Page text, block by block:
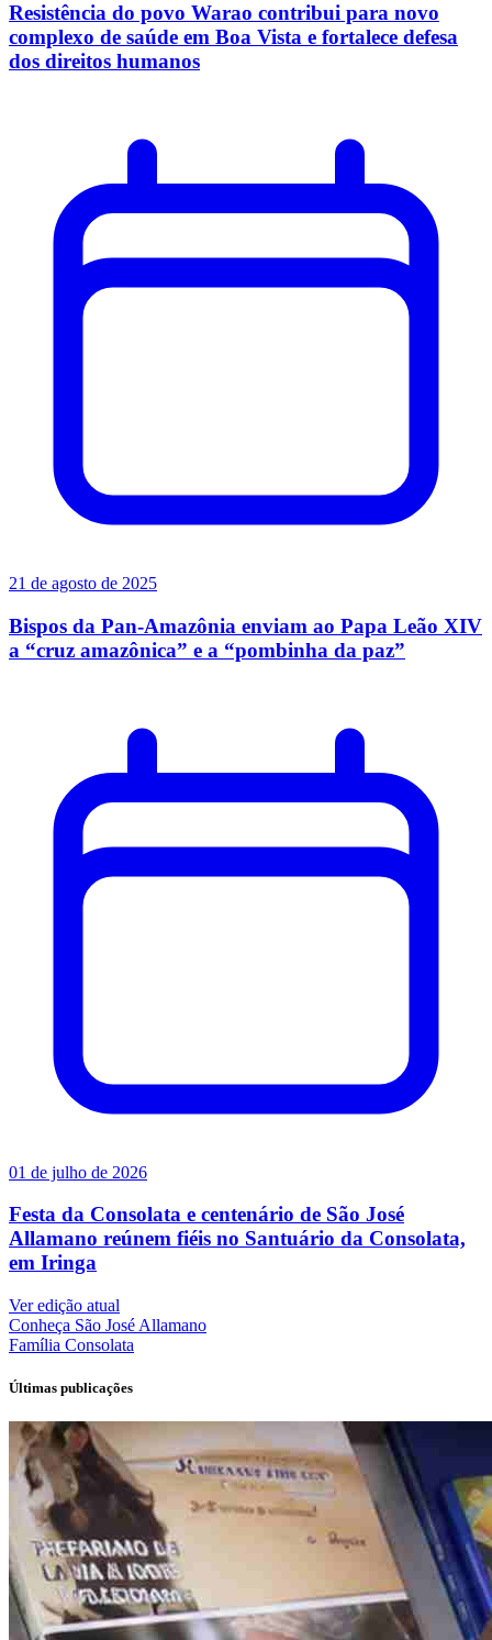
Resistência do povo Warao contribui para novo
complexo de saúde em Boa Vista e fortalece defesa
dos direitos humanos
21 de agosto de 2025
Bispos da Pan-Amazônia enviam ao Papa Leão XIV
a “cruz amazônica” e a “pombinha da paz”
01 de julho de 2026
Festa da Consolata e centenário de São José
Allamano reúnem fiéis no Santuário da Consolata,
em Iringa
Ver edição atual
Conheça São José Allamano
Família Consolata
Últimas publicações